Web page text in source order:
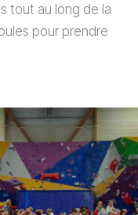
tout au long de la
pour prendre